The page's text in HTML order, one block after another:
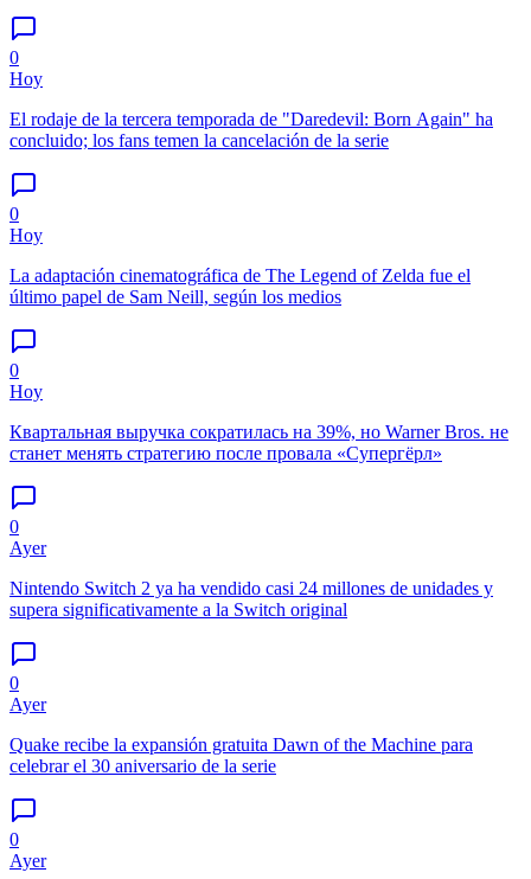
0
Hoy
El rodaje de la tercera temporada de "Daredevil: Born Again" ha
concluido; los fans temen la cancelación de la serie
0
Hoy
La adaptación cinematográfica de The Legend of Zelda fue el
último papel de Sam Neill, según los medios
0
Hoy
Квартальная выручка сократилась на 39%, но Warner Bros. не
станет менять стратегию после провала «Супергёрл»
0
Ayer
Nintendo Switch 2 ya ha vendido casi 24 millones de unidades y
supera significativamente a la Switch original
0
Ayer
Quake recibe la expansión gratuita Dawn of the Machine para
celebrar el 30 aniversario de la serie
0
Ayer